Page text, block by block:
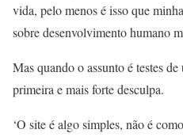
vida, pelo menos é isso que
sobre desenvolvimento humano
Mas quando o assunto é testes
primeira e mais forte desculpa.
‘O site é algo simples, não é